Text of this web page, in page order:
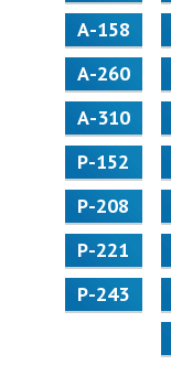
А-158
А-260
А-310
Р-152
Р-208
Р-221
Р-243